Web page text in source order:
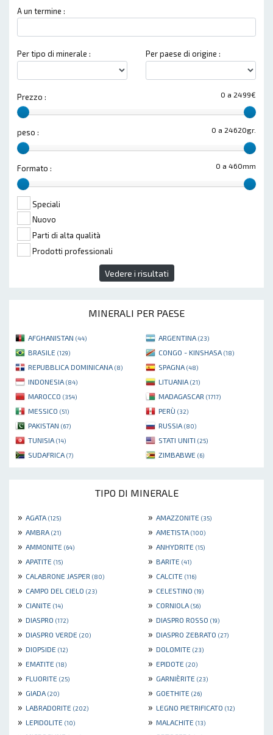
A un termine :
Per tipo di minerale : Per paese di origine :
0 a 2499€
Prezzo :
0 a 24620gr.
peso :
0 a 460mm
Formato :
Speciali
Nuovo
Parti di alta qualità
Prodotti professionali
Vedere i risultati
MINERALI PER PAESE
AFGHANISTAN (44) ARGENTINA (23)
BRASILE (129) CONGO - KINSHASA (18)
REPUBBLICA DOMINICANA (8) SPAGNA (48)
INDONESIA (84) LITUANIA (21)
MAROCCO (354) MADAGASCAR (1717)
MESSICO (51) PERÙ (32)
PAKISTAN (67) RUSSIA (80)
TUNISIA (14) STATI UNITI (25)
SUDAFRICA (7) ZIMBABWE (6)
TIPO DI MINERALE
» AGATA (125) » AMAZZONITE (35)
» AMBRA (21) » AMETISTA (100)
» AMMONITE (64) » ANHYDRITE (15)
» APATITE (15) » BARITE (41)
» CALABRONE JASPER (80) » CALCITE (116)
» CAMPO DEL CIELO (23) » CELESTINO (19)
» CIANITE (14) » CORNIOLA (56)
» DIASPRO (172) » DIASPRO ROSSO (19)
» DIASPRO VERDE (20) » DIASPRO ZEBRATO (27)
» DIOPSIDE (12) » DOLOMITE (23)
» EMATITE (18) » EPIDOTE (20)
» FLUORITE (25) » GARNIÈRITE (23)
» GIADA (20) » GOETHITE (26)
» LABRADORITE (202) » LEGNO PIETRIFICATO (12)
» LEPIDOLITE (10) » MALACHITE (13)